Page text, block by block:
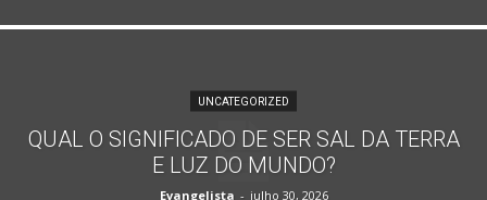
UNCATEGORIZED
QUAL O SIGNIFICADO DE SER SAL DA TERRA
E LUZ DO MUNDO?
Evangelista - julho 30, 2026